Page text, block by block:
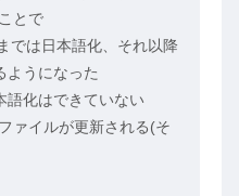
とで
では日本語化、それ以降
ようになった
語化はできていない
ァイルが更新される(そ